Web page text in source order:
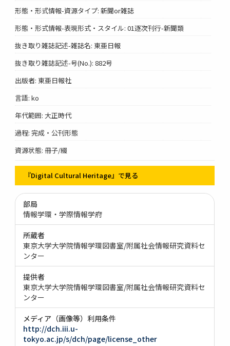
形態・形式情報-資源タイプ: 新聞or雑誌
形態・形式情報-表現形式・スタイル: 01逐次刊行-新聞類
抜き取り雑誌記述-雑誌名: 東亜日報
抜き取り雑誌記述-号(No.): 882号
出版者: 東亜日報社
言語: ko
年代範囲: 大正時代
過程: 完成・公刊形態
資源状態: 冊子/綴
『Digital Cultural Heritage』で見る
部局
情報学環・学際情報学府
所蔵者
東京大学大学院情報学環図書室/附属社会情報研究資料セ
ンター
提供者
東京大学大学院情報学環図書室/附属社会情報研究資料セ
ンター
メディア（画像等）利用条件
http://dch.iii.u-
tokyo.ac.jp/s/dch/page/license_other